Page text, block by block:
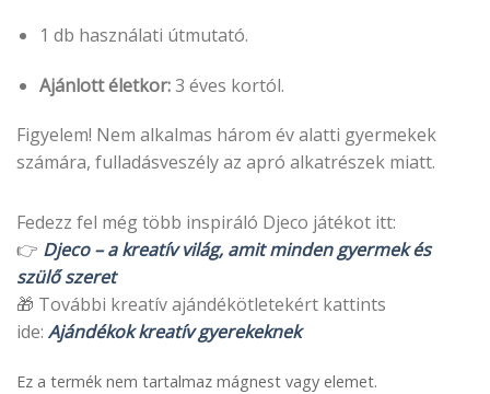
1 db használati útmutató.
Ajánlott életkor:3 éves kortól.
Figyelem! Nem alkalmas három év alatti gyermekek
számára, fulladásveszély az apró alkatrészek miatt.
Fedezz fel még több inspiráló Djeco játékot itt:
👉 Djeco – a kreatív világ, amit minden gyermek és
szülő szeret
🎁 További kreatív ajándékötletekért kattints
ide: Ajándékok kreatív gyerekeknek
Ez a termék nem tartalmaz mágnest vagy elemet.